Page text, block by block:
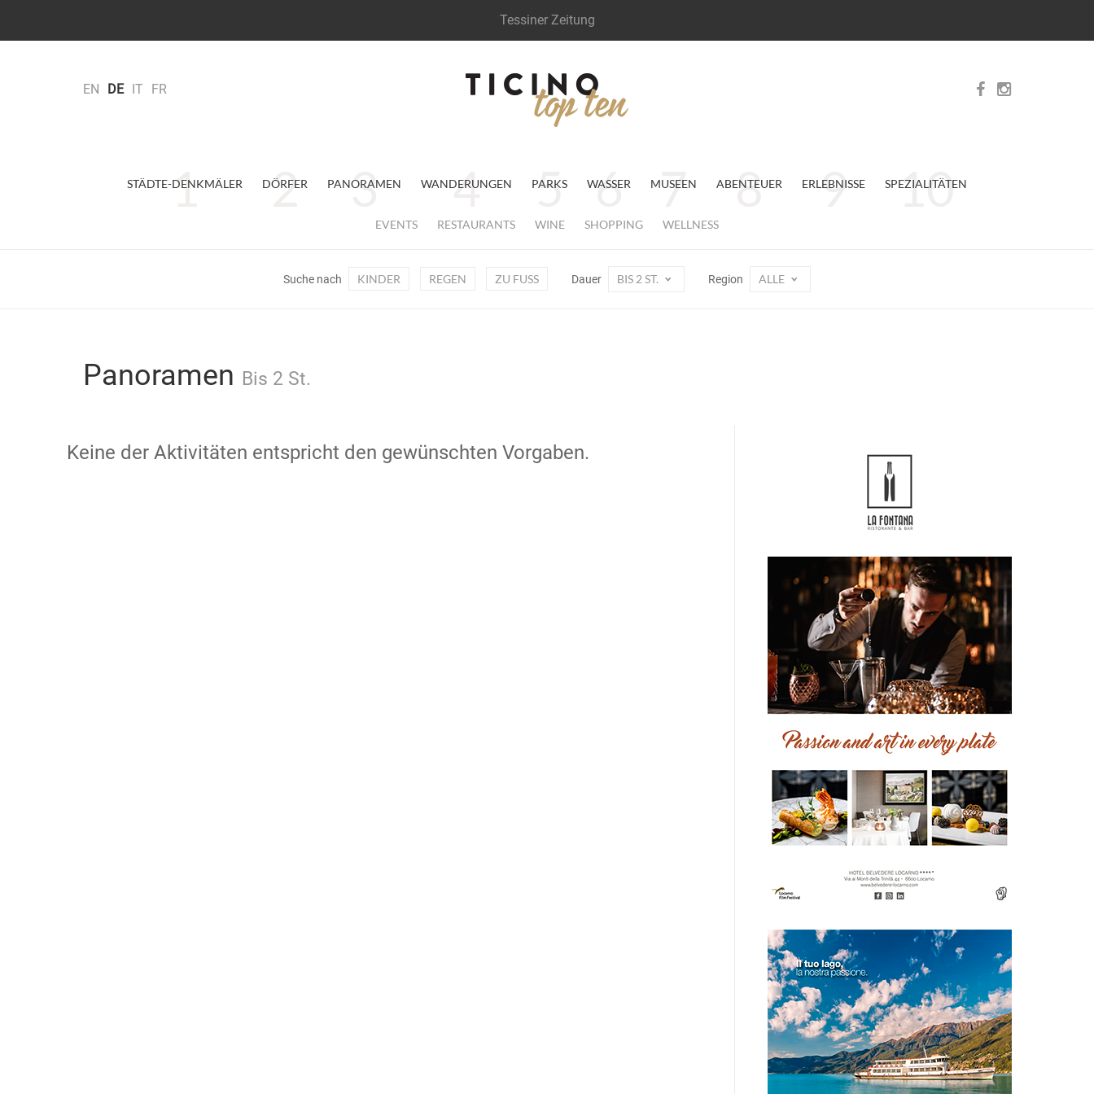
Tessiner Zeitung
EN DE IT FR
STÄDTE-DENKMÄLER DÖRFER PANORAMEN WANDERUNGEN PARKS WASSER MUSEEN ABENTEUER ERLEBNISSE SPEZIALITÄTEN
EVENTS RESTAURANTS WINE SHOPPING WELLNESS
Suche nach KINDER REGEN ZU FUSS Dauer BIS 2 ST. Region ALLE
Panoramen Bis 2 St.
Keine der Aktivitäten entspricht den gewünschten Vorgaben.